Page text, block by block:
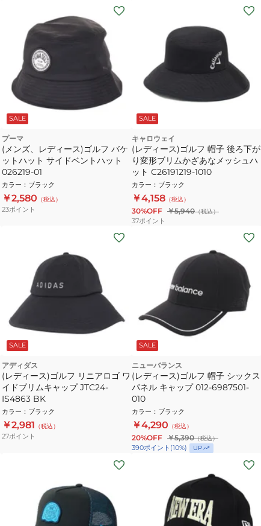
SALE
プーマ
(メンズ、レディース)ゴルフ バケ
ットハット サイドベントハット
026219-01
カラー ： ブラック
￥2,580 （税込）
23ポイント
SALE
キャロウェイ
(レディース)ゴルフ 帽子 後ろ下が
り変形ブリムかざあなメッシュハ
ット C26191219-1010
カラー ： ブラック
￥4,158 （税込）
30%OFF ￥5,940（税込）
37ポイント
SALE
アディダス
(レディース)ゴルフ リニアロゴ ワ
イドブリムキャップ JTC24-
IS4863 BK
カラー ： ブラック
￥2,981 （税込）
27ポイント
SALE
ニューバランス
(レディース)ゴルフ 帽子 シックス
パネル キャップ 012-6987501-
010
カラー ： ブラック
￥4,290 （税込）
20%OFF ￥5,390（税込）
390ポイント (10%) UP